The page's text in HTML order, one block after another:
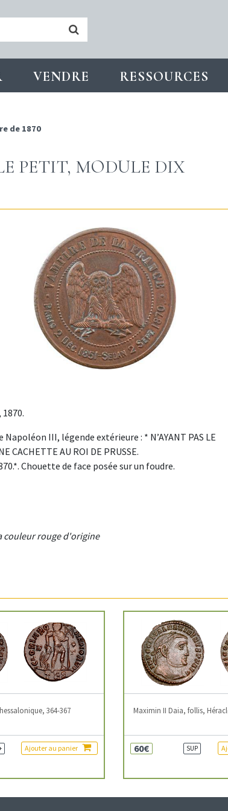
VENDRE RESSOURCES
de 1870
PETIT, MODULE DIX
III, légende extérieure : * N’AYANT PAS LE
CACHETTE AU ROI DE PRUSSE.
Chouette de face posée sur un foudre.
couleur rouge d'origine
364-367
Ajouter au panier
Maximin II Daia, follis,
60€ SUP